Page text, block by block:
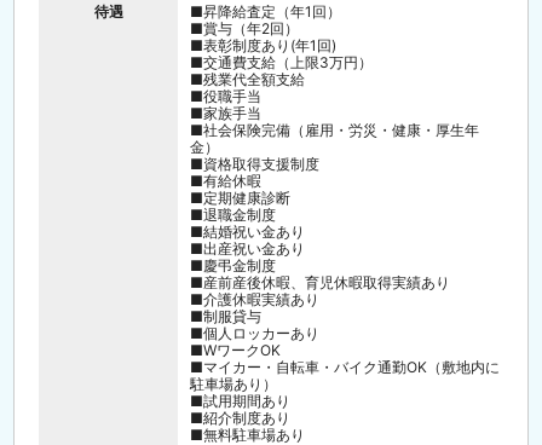
待遇
■昇降給査定（年1回）
■賞与（年2回）
■表彰制度あり(年1回)
■交通費支給（上限3万円）
■残業代全額支給
■役職手当
■家族手当
■社会保険完備（雇用・労災・健康・厚生年
金）
■資格取得支援制度
■有給休暇
■定期健康診断
■退職金制度
■結婚祝い金あり
■出産祝い金あり
■慶弔金制度
■産前産後休暇、育児休暇取得実績あり
■介護休暇実績あり
■制服貸与
■個人ロッカーあり
■WワークOK
■マイカー・自転車・バイク通勤OK（敷地内に
駐車場あり）
■試用期間あり
■紹介制度あり
■無料駐車場あり